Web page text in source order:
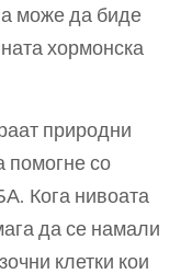
а може да биде
хормонска
природни
помогне со
Кога нивоата
да се намали
клетки кои